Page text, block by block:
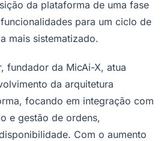
da plataforma de uma fase
para um ciclo de
mais sistematizado.
fundador da MicAi-X, atua
da arquitetura
focando em integração com
e gestão de ordens,
Com o aumento